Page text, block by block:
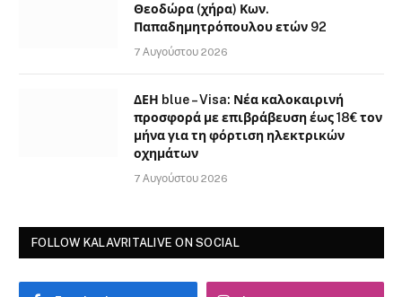
Θεοδώρα (χήρα) Κων.
Παπαδημητρόπουλου ετών 92
7 Αυγούστου 2026
ΔΕΗ blue – Visa: Νέα καλοκαιρινή
προσφορά με επιβράβευση έως 18€ τον
μήνα για τη φόρτιση ηλεκτρικών
οχημάτων
7 Αυγούστου 2026
FOLLOW KALAVRITALIVE ON SOCIAL